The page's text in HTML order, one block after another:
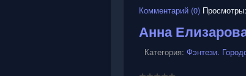
Комментарий (0)
Анна
Категория: Фэнтези.